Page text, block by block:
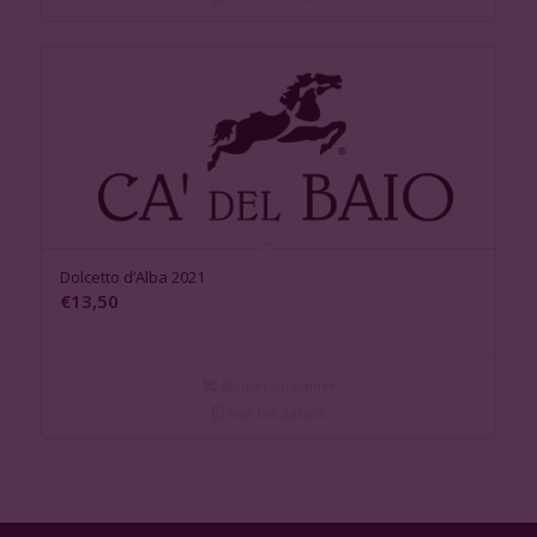
Dolcetto d’Alba 2021
€13,50